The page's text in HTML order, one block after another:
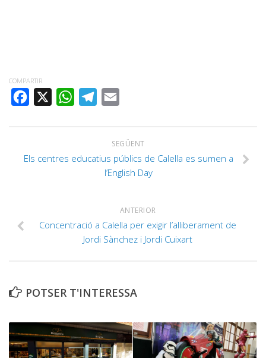
COMPARTIR
FACEBOOK
WHATSAPPTELEGRAM
SEGÜENT
Els centres educatius públics de Calella es sumen a
l’English Day
ANTERIOR
Concentració a Calella per exigir l’alliberament de
Jordi Sànchez i Jordi Cuixart
POTSER T'INTERESSA